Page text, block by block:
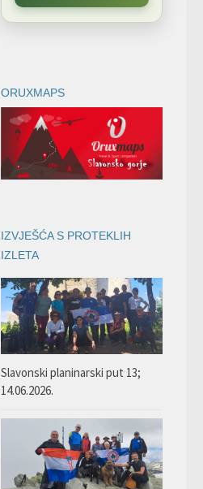
ORUXMAPS
IZVJEŠĆA S PROTEKLIH
IZLETA
Slavonski planinarski put 13;
14.06.2026.